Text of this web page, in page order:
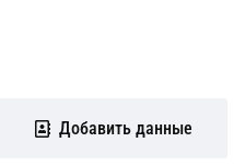
Добавить данные